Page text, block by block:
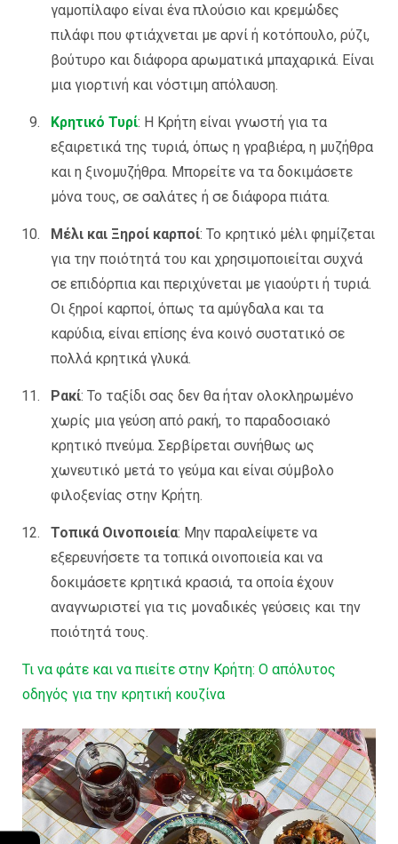
γαμοπίλαφο είναι ένα πλούσιο και κρεμώδες
πιλάφι που φτιάχνεται με αρνί ή κοτόπουλο, ρύζι,
βούτυρο και διάφορα αρωματικά μπαχαρικά. Είναι
μια γιορτινή και νόστιμη απόλαυση.
Κρητικό Τυρί: Η Κρήτη είναι γνωστή για τα
εξαιρετικά της τυριά, όπως η γραβιέρα, η μυζήθρα
και η ξινομυζήθρα. Μπορείτε να τα δοκιμάσετε
μόνα τους, σε σαλάτες ή σε διάφορα πιάτα.
Μέλι και Ξηροί καρποί: Το κρητικό μέλι φημίζεται
για την ποιότητά του και χρησιμοποιείται συχνά
σε επιδόρπια και περιχύνεται με γιαούρτι ή τυριά.
Οι ξηροί καρποί, όπως τα αμύγδαλα και τα
καρύδια, είναι επίσης ένα κοινό συστατικό σε
πολλά κρητικά γλυκά.
Ρακί: Το ταξίδι σας δεν θα ήταν ολοκληρωμένο
χωρίς μια γεύση από ρακή, το παραδοσιακό
κρητικό πνεύμα. Σερβίρεται συνήθως ως
χωνευτικό μετά το γεύμα και είναι σύμβολο
φιλοξενίας στην Κρήτη.
Τοπικά Οινοποιεία: Μην παραλείψετε να
εξερευνήσετε τα τοπικά οινοποιεία και να
δοκιμάσετε κρητικά κρασιά, τα οποία έχουν
αναγνωριστεί για τις μοναδικές γεύσεις και την
ποιότητά τους.
Τι να φάτε και να πιείτε στην Κρήτη: Ο απόλυτος
οδηγός για την κρητική κουζίνα